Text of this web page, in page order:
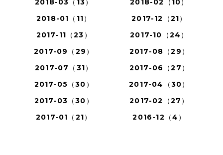
2018-01（11）
2017-12（21）
2017-11（23）
2017-10（24）
2017-09（29）
2017-08（29）
2017-07（31）
2017-06（27）
2017-05（30）
2017-04（30）
2017-03（30）
2017-02（27）
2017-01（21）
2016-12（4）